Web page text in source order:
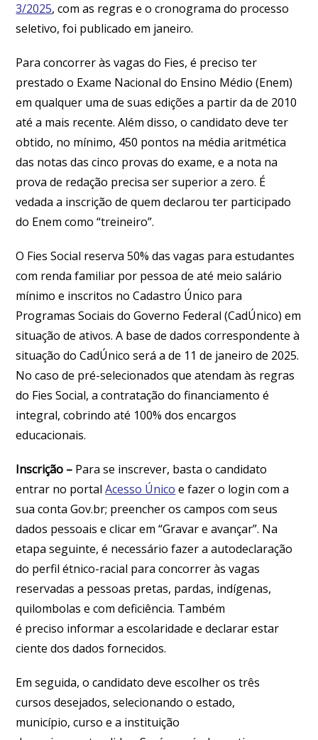
3/2025, com as regras e o cronograma do processo
seletivo, foi publicado em janeiro.
Para concorrer às vagas do Fies, é preciso ter
prestado o Exame Nacional do Ensino Médio (Enem)
em qualquer uma de suas edições a partir da de 2010
até a mais recente. Além disso, o candidato deve ter
obtido, no mínimo, 450 pontos na média aritmética
das notas das cinco provas do exame, e a nota na
prova de redação precisa ser superior a zero. É
vedada a inscrição de quem declarou ter participado
do Enem como “treineiro”.
O Fies Social reserva 50% das vagas para estudantes
com renda familiar por pessoa de até meio salário
mínimo e inscritos no Cadastro Único para
Programas Sociais do Governo Federal (CadÚnico) em
situação de ativos. A base de dados correspondente à
situação do CadÚnico será a de 11 de janeiro de 2025.
No caso de pré-selecionados que atendam às regras
do Fies Social, a contratação do financiamento é
integral, cobrindo até 100% dos encargos
educacionais.
Inscrição – Para se inscrever, basta o candidato
entrar no portalAcesso Único e fazer o login com a
sua conta Gov.br; preencher os campos com seus
dados pessoais e clicar em “Gravar e avançar”. Na
etapa seguinte, é necessário fazer a autodeclaração
do perfil étnico-racial para concorrer às vagas
reservadas a pessoas pretas, pardas, indígenas,
quilombolas e com deficiência. Também
é preciso informar a escolaridade e declarar estar
ciente dos dados fornecidos.
Em seguida, o candidato deve escolher os três
cursos desejados, selecionando o estado,
município, curso e a instituição